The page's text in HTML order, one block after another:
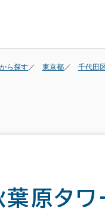
ら探す 東京都 千代田
葉原タ